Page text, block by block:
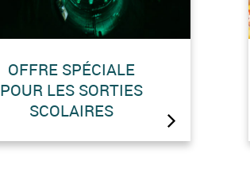
OFFRE SPÉCIALE
POUR LES SORTIES
SCOLAIRES